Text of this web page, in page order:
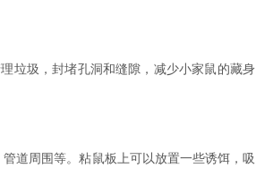
垃圾，封堵孔洞和缝隙，减少小家鼠的藏身
道周围等。粘鼠板上可以放置一些诱饵，吸